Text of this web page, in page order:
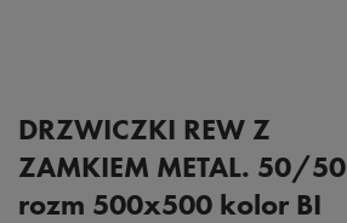
DRZWICZKI REW Z
ZAMKIEM METAL. 50/50
rozm 500x500 kolor BI